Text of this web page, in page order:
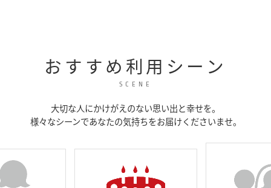
おすすめ利用シーン
SCENE
大切な人にかけがえのない思い出と幸せを。
様々なシーンであなたの気持ちをお届けくださいませ。